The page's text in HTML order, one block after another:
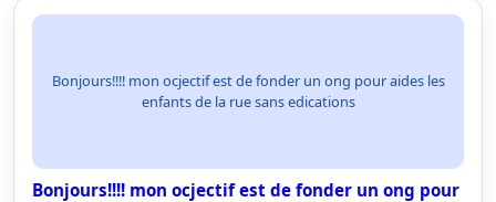
Bonjours!!!! mon ocjectif est de fonder un ong pour aides les
enfants de la rue sans edications
Bonjours!!!! mon ocjectif est de fonder un ong pour